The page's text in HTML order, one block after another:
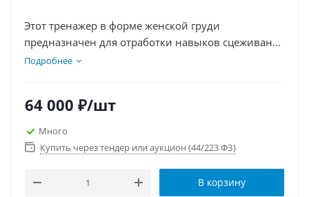
Этот тренажер в форме женской груди
предназначен для отработки навыков сцеживания
грудного молока руками. Идеально подходит для
свою квалификацию. Модель имеет реалистичную
кожу, что улучшает обучающий процесс.
Подробнее
64 000 ₽/шт
Много
Купить через тендер или аукцион (44/223 ФЗ)
В корзину